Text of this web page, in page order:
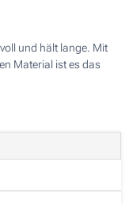
und hält lange. Mit
Material ist es das